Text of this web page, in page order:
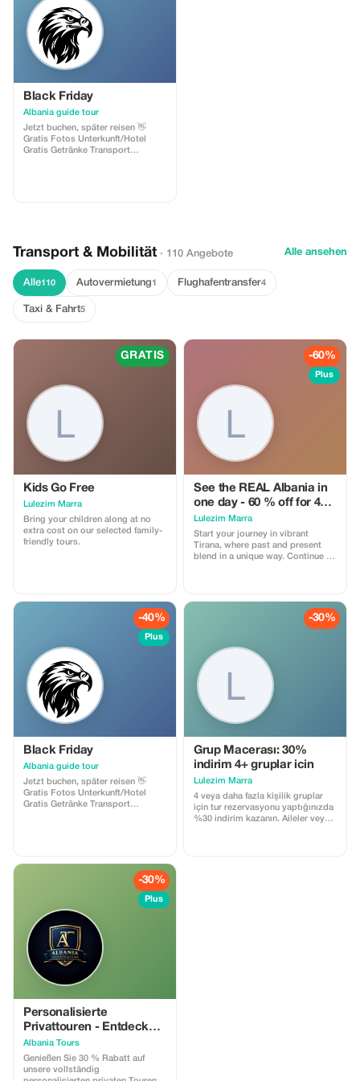
Black Friday
Albania guide tour
Jetzt buchen, später reisen 👋
Gratis Fotos Unterkunft/Hotel
Gratis Getränke Transport
Transport & Mobilität · 110 Angebote Alle ansehen
Alle110 Autovermietung 1 Flughafentransfer4
Taxi & Fahrt5
GRATIS
Kids Go Free
Lulezim Marra
Bring your children along at no
extra cost on our selected family-
friendly tours.
-60%
Plus
See the REAL Albania in
one day - 60 % off for 4+
pax
Lulezim Marra
Start your journey in vibrant
Tirana, where past and present
blend in a unique way. Continue to
Karavasta Lagoon, then end your
day with a beautiful sunset in
-40%
Plus
Black Friday
Albania guide tour
Jetzt buchen, später reisen 👋
Gratis Fotos Unterkunft/Hotel
Gratis Getränke Transport
-30%
Grup Macerası: 30%
indirim 4+ gruplar icin
Lulezim Marra
4 veya daha fazla kişilik gruplar
için tur rezervasyonu yaptığınızda
%30 indirim kazanın. Aileler veya
-30%
Plus
Personalisierte
Privattouren - Entdecken
Sie Albanien auf Ihre
Weise 30 % RABATT
Albania Tours
Genießen Sie 30 % Rabatt auf
unsere vollständig